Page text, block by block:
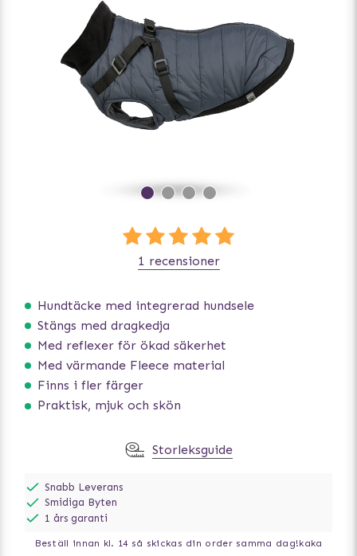
Hundtäcke med integrerad hundsele
Stängs med dragkedja
Med reflexer för ökad säkerhet
Med värmande Fleece material
Finns i fler färger
Praktisk, mjuk och skön
1 recensioner
Storleksguide
Snabb Leverans
Smidiga Byten
1 års garanti
Beställ innan kl. 14 så skickas din order samma dag!kaka